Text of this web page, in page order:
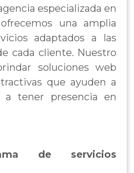
especializada en
una amplia
adaptados a las
cada cliente. Nuestro
soluciones web
que ayuden a
a tener presencia en
de servicios